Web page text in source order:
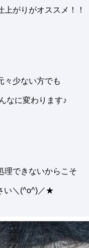
上がりがオススメ！！
々少ない方でも
なに変わります♪
理できないからこそ
い＼(^o^)／★